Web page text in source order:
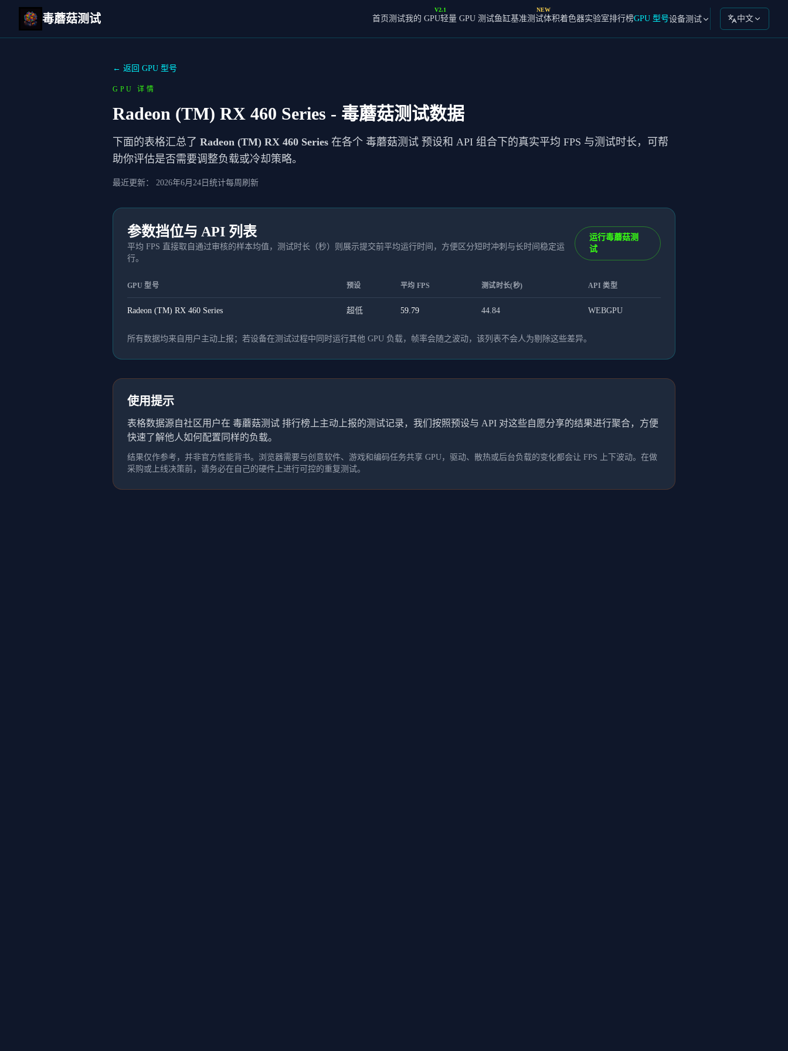
毒蘑菇测试 首页测试我的 GPU
V2.1
轻量 GPU 测试鱼缸基准测试
NEW
体积着色器实验室排行榜GPU 型号设备测试 中文
← 返回 GPU 型号
GPU 详情
Radeon (TM) RX 460 Series - 毒蘑菇测试数据
下面的表格汇总了 Radeon (TM) RX 460 Series 在各个 毒蘑菇测试 预设和 API 组合下的真实平均 FPS 与测试时长，可帮
助你评估是否需要调整负载或冷却策略。
最近更新： 2026年6月24日 统计每周刷新
参数挡位与 API 列表
平均 FPS 直接取自通过审核的样本均值，测试时长（秒）则展示提交前平均运行时间，方便区分短时冲刺与长时间稳定运
行。
运行毒蘑菇测
试
GPU 型号 预设 平均 FPS 测试时长(秒) API 类型
Radeon (TM) RX 460 Series 超低 59.79 44.84 WEBGPU
所有数据均来自用户主动上报；若设备在测试过程中同时运行其他 GPU 负载，帧率会随之波动，该列表不会人为剔除这些差异。
使用提示
表格数据源自社区用户在 毒蘑菇测试 排行榜上主动上报的测试记录，我们按照预设与 API 对这些自愿分享的结果进行聚合，方便
快速了解他人如何配置同样的负载。
结果仅作参考，并非官方性能背书。浏览器需要与创意软件、游戏和编码任务共享 GPU，驱动、散热或后台负载的变化都会让 FPS 上下波动。在做
采购或上线决策前，请务必在自己的硬件上进行可控的重复测试。